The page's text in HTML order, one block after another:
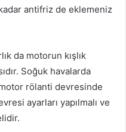
antifriz de eklemeniz
da motorun kışlık
Soğuk havalarda
rölanti devresinde
ayarları yapılmalı ve